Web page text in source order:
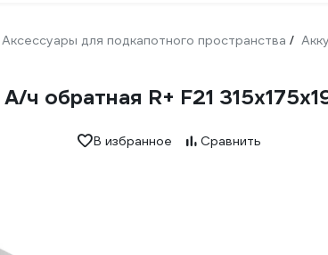
Аксессуары для подкапотного пространства /
ч обратная R+ F21
В избранное Сравнить